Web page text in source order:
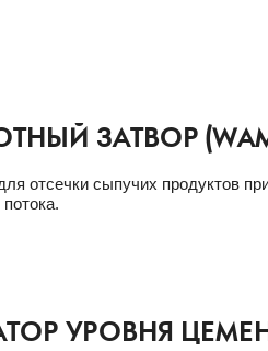
ЗАТВОР
отсечки сыпучих продуктов
УРОВНЯ